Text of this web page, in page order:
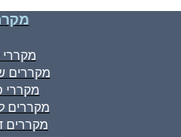
מקררי
מקררים
מקררי
מקררים
מקררים